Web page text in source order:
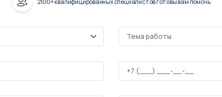
2100+ квалифицированных специалистов готовы вам помочь